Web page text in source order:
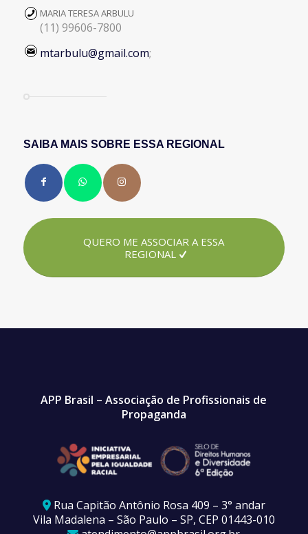
MARIA TERESA ARBULU
(11) 99606-7800
mtarbulu@gmail.com;
SAIBA MAIS SOBRE ESSA REGIONAL
QUERO ME ASSOCIAR A ESSA
REGIONAL
APP Brasil – Associação de Profissionais de
Propaganda
Rua Capitão Antônio Rosa 409 – 3° andar
Vila Madalena – São Paulo – SP, CEP 01443-010